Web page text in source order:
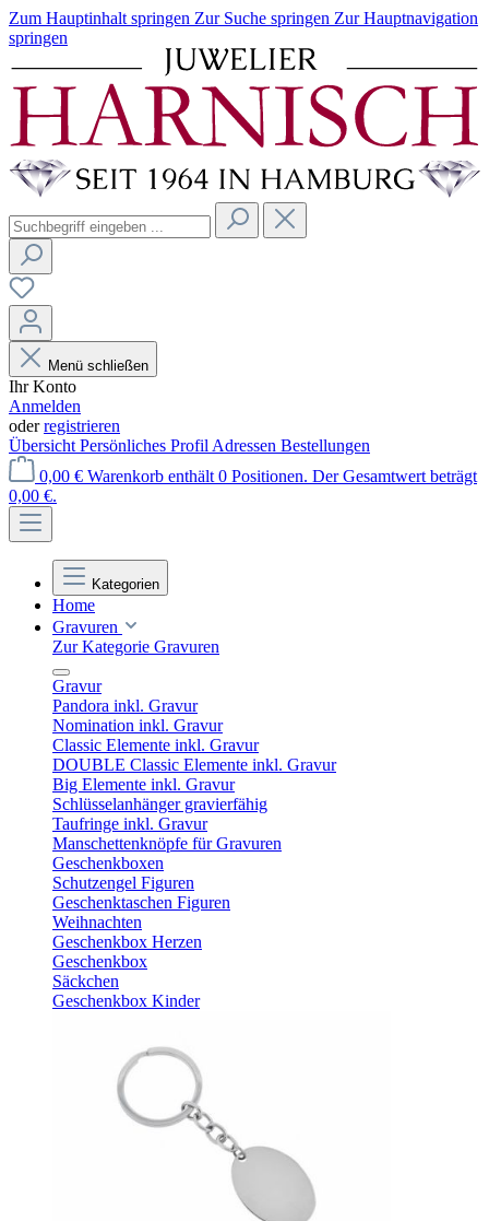
Zum Hauptinhalt springen Zur Suche springen Zur Hauptnavigation
springen
Menü schließen
Ihr Konto
Anmelden
oderregistrieren
Übersicht Persönliches Profil Adressen Bestellungen
0,00 € Warenkorb enthält 0 Positionen. Der Gesamtwert beträgt
0,00 €.
Kategorien
Home
Gravuren
Zur Kategorie Gravuren
Gravur
Pandora inkl. Gravur
Nomination inkl. Gravur
Classic Elemente inkl. Gravur
DOUBLE Classic Elemente inkl. Gravur
Big Elemente inkl. Gravur
Schlüsselanhänger gravierfähig
Taufringe inkl. Gravur
Manschettenknöpfe für Gravuren
Geschenkboxen
Schutzengel Figuren
Geschenktaschen Figuren
Weihnachten
Geschenkbox Herzen
Geschenkbox
Säckchen
Geschenkbox Kinder